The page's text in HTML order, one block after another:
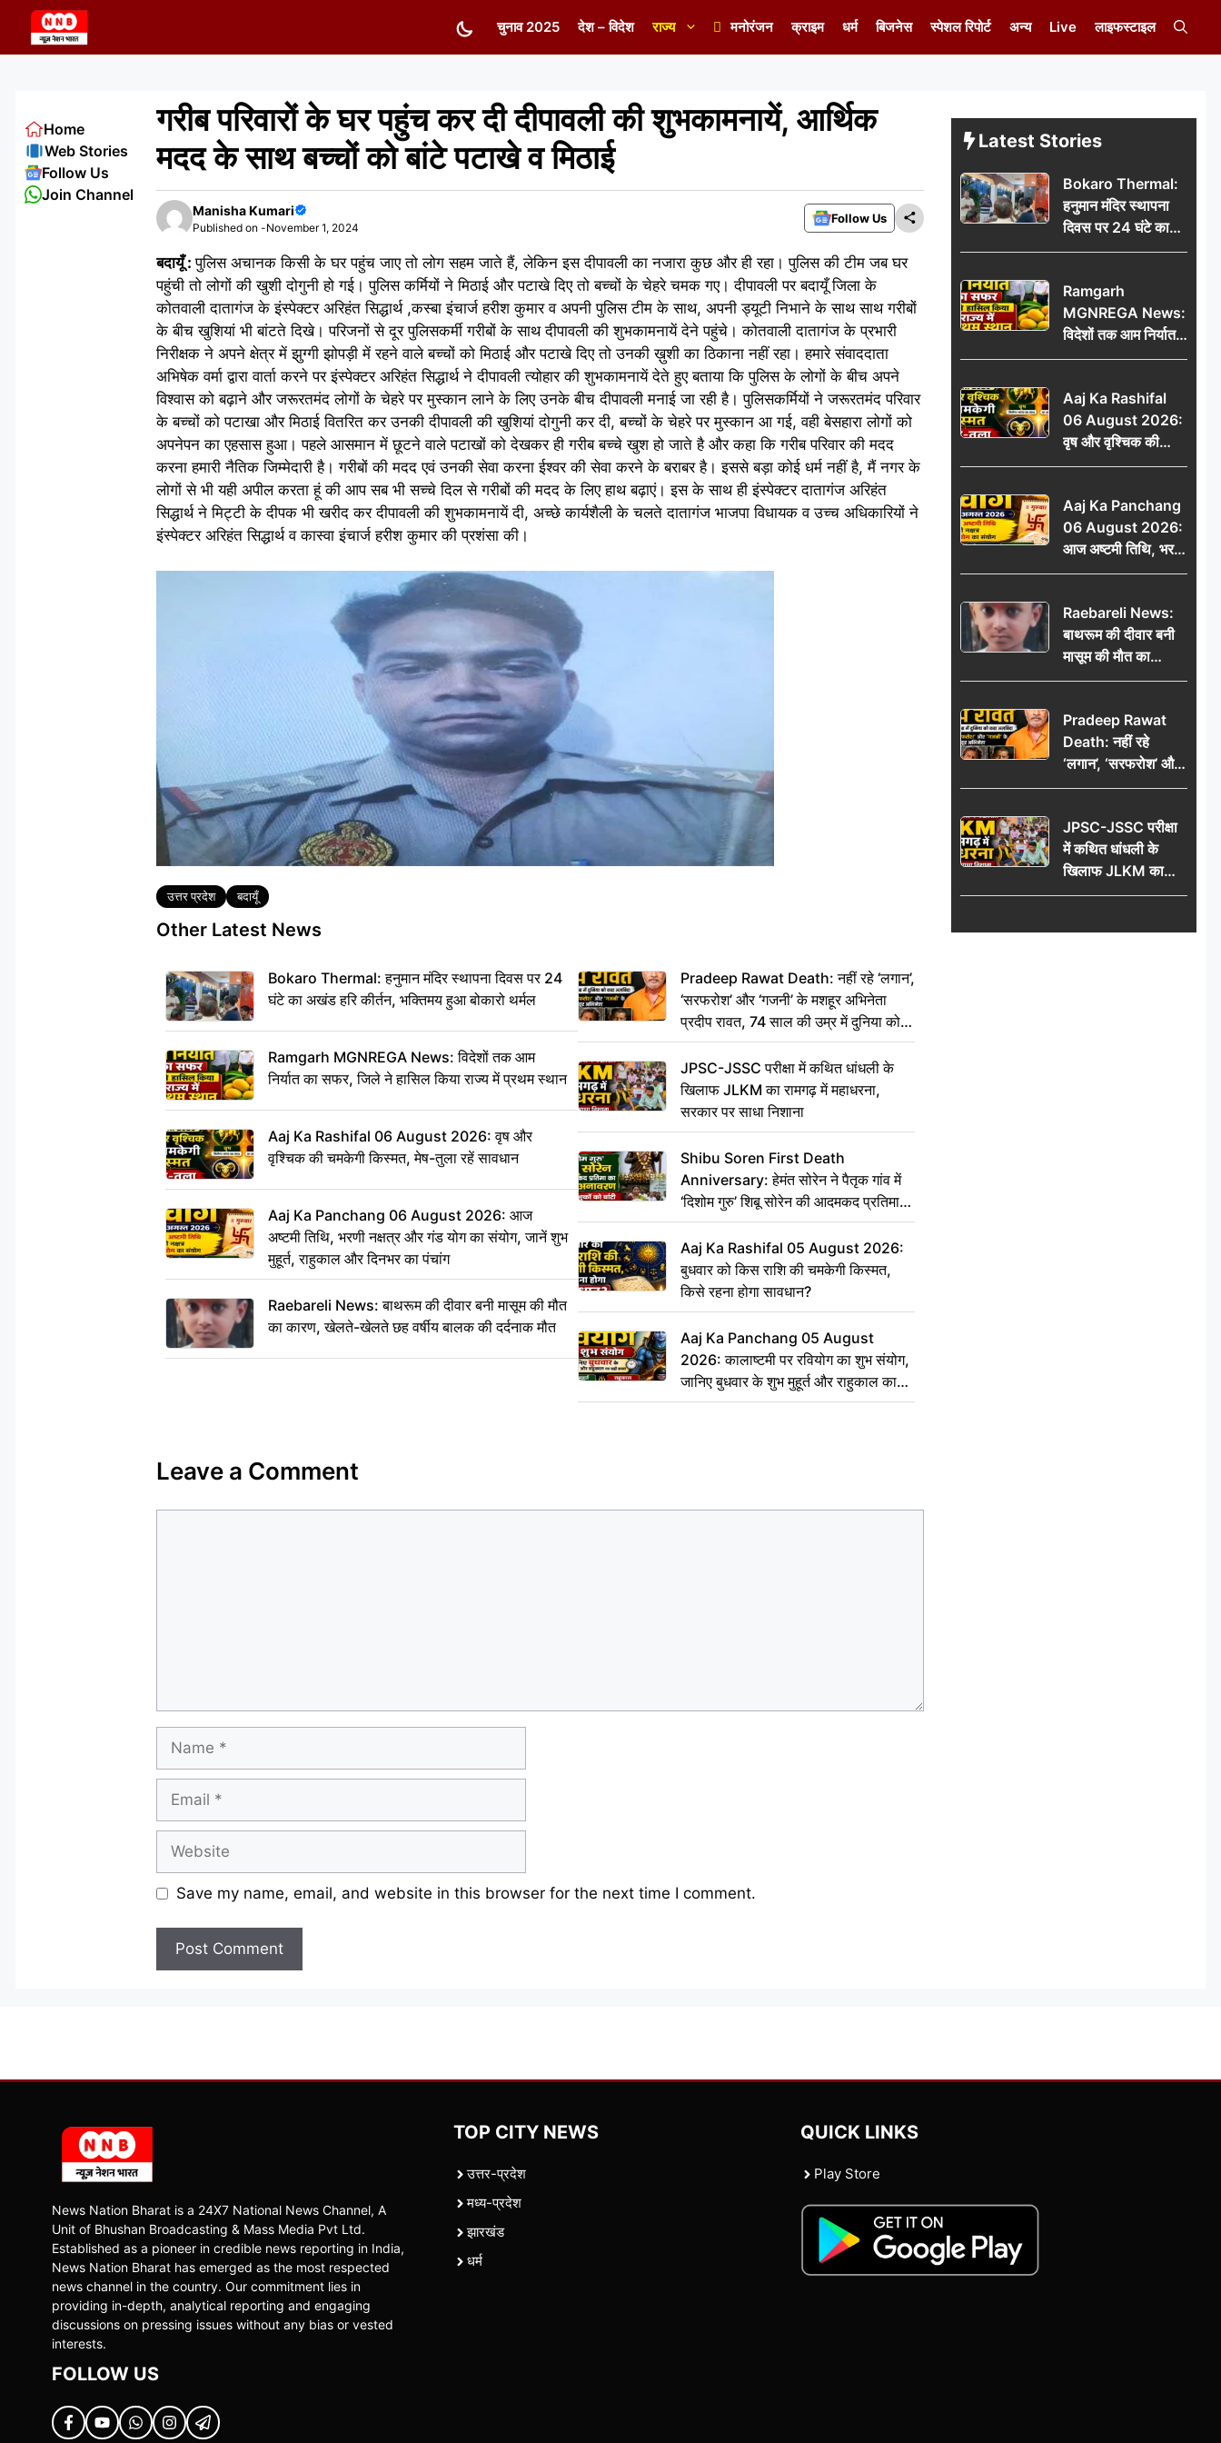
content
चुनाव 2025 देश – विदेश राज्य मनोरंजन क्राइम धर्म बिजनेस स्पेशल रिपोर्ट अन्य Live लाइफस्टाइल
गरीब परिवारों के घर पहुंच कर दी दीपावली की शुभकामनायें, आर्थिक
मदद के साथ बच्चों को बांटे पटाखे व मिठाई
Manisha Kumari
Published on -November 1, 2024
Follow Us
बदायूँ :पुलिस अचानक किसी के घर पहुंच जाए तो लोग सहम जाते हैं, लेकिन इस दीपावली का नजारा कुछ और ही रहा। पुलिस की टीम जब घर
पहुंची तो लोगों की खुशी दोगुनी हो गई। पुलिस कर्मियों ने मिठाई और पटाखे दिए तो बच्चों के चेहरे चमक गए। दीपावली पर बदायूँ जिला के
कोतवाली दातागंज के इंस्पेक्टर अरिहंत सिद्धार्थ ,कस्बा इंचार्ज हरीश कुमार व अपनी पुलिस टीम के साथ, अपनी ड्यूटी निभाने के साथ साथ गरीबों
के बीच खुशियां भी बांटते दिखे। परिजनों से दूर पुलिसकर्मी गरीबों के साथ दीपावली की शुभकामनायें देने पहुंचे। कोतवाली दातागंज के प्रभारी
निरीक्षक ने अपने क्षेत्र में झुग्गी झोपड़ी में रहने वाले बच्चों को मिठाई और पटाखे दिए तो उनकी ख़ुशी का ठिकाना नहीं रहा। हमारे संवाददाता
अभिषेक वर्मा द्वारा वार्ता करने पर इंस्पेक्टर अरिहंत सिद्धार्थ ने दीपावली त्योहार की शुभकामनायें देते हुए बताया कि पुलिस के लोगों के बीच अपने
विश्वास को बढ़ाने और जरूरतमंद लोगों के चेहरे पर मुस्कान लाने के लिए उनके बीच दीपावली मनाई जा रही है। पुलिसकर्मियों ने जरूरतमंद परिवार
के बच्चों को पटाखा और मिठाई वितरित कर उनकी दीपावली की खुशियां दोगुनी कर दी, बच्चों के चेहरे पर मुस्कान आ गई, वही बेसहारा लोगों को
अपनेपन का एहसास हुआ। पहले आसमान में छूटने वाले पटाखों को देखकर ही गरीब बच्चे खुश हो जाते है और कहा कि गरीब परिवार की मदद
करना हमारी नैतिक जिम्मेदारी है। गरीबों की मदद एवं उनकी सेवा करना ईश्वर की सेवा करने के बराबर है। इससे बड़ा कोई धर्म नहीं है, मैं नगर के
लोगों से भी यही अपील करता हूं की आप सब भी सच्चे दिल से गरीबों की मदद के लिए हाथ बढ़ाएं। इस के साथ ही इंस्पेक्टर दातागंज अरिहंत
सिद्धार्थ ने मिट्टी के दीपक भी खरीद कर दीपावली की शुभकामनायें दी, अच्छे कार्यशैली के चलते दातागंज भाजपा विधायक व उच्च अधिकारियों ने
इंस्पेक्टर अरिहंत सिद्धार्थ व कास्वा इंचार्ज हरीश कुमार की प्रशंसा की।
Tags
उत्तर प्रदेश बदायूँ
Other Latest News
Bokaro Thermal: हनुमान मंदिर स्थापना दिवस पर 24
घंटे का अखंड हरि कीर्तन, भक्तिमय हुआ बोकारो थर्मल
Ramgarh MGNREGA News: विदेशों तक आम
निर्यात का सफर, जिले ने हासिल किया राज्य में प्रथम स्थान
Aaj Ka Rashifal 06 August 2026: वृष और
वृश्चिक की चमकेगी किस्मत, मेष-तुला रहें सावधान
Aaj Ka Panchang 06 August 2026: आज
अष्टमी तिथि, भरणी नक्षत्र और गंड योग का संयोग, जानें शुभ
मुहूर्त, राहुकाल और दिनभर का पंचांग
Raebareli News: बाथरूम की दीवार बनी मासूम की मौत
का कारण, खेलते-खेलते छह वर्षीय बालक की दर्दनाक मौत
Pradeep Rawat Death: नहीं रहे ‘लगान’,
‘सरफरोश’ और ‘गजनी’ के मशहूर अभिनेता
प्रदीप रावत, 74 साल की उम्र में दुनिया को
कहा अलविदा
JPSC-JSSC परीक्षा में कथित धांधली के
खिलाफ JLKM का रामगढ़ में महाधरना,
सरकार पर साधा निशाना
Shibu Soren First Death
Anniversary: हेमंत सोरेन ने पैतृक गांव में
‘दिशोम गुरु’ शिबू सोरेन की आदमकद प्रतिमा
का किया अनावरण, लाभुकों को बांटी
परिसंपत्तियां
Aaj Ka Rashifal 05 August 2026:
बुधवार को किस राशि की चमकेगी किस्मत,
किसे रहना होगा सावधान?
Aaj Ka Panchang 05 August
2026: कालाष्टमी पर रवियोग का शुभ संयोग,
जानिए बुधवार के शुभ मुहूर्त और राहुकाल का
सही समय
Leave a Comment
Save my name, email, and website in this browser for the next time I comment.
Home
Web Stories
Follow Us
Join Channel
Latest Stories
Bokaro Thermal:
हनुमान मंदिर स्थापना
दिवस पर 24 घंटे का
अखंड हरि कीर्तन,
थर्मल
Ramgarh
MGNREGA News:
विदेशों तक आम निर्यात
का सफर, जिले ने
प्रथम स्थान
Aaj Ka Rashifal
06 August 2026:
वृष और वृश्चिक की
चमकेगी किस्मत, मेष-
Aaj Ka Panchang
06 August 2026:
आज अष्टमी तिथि, भरणी
नक्षत्र और गंड योग का
राहुकाल और दिनभर का
पंचांग
Raebareli News:
बाथरूम की दीवार बनी
मासूम की मौत का
कारण, खेलते-खेलते छह
मौत
Pradeep Rawat
Death: नहीं रहे
‘लगान’, ‘सरफरोश’ और
‘गजनी’ के मशहूर
74 साल की उम्र में
दुनिया को कहा अलविदा
JPSC-JSSC परीक्षा
में कथित धांधली के
खिलाफ JLKM का
रामगढ़ में महाधरना,
News Nation Bharat is a 24X7 National News Channel, A
Unit of Bhushan Broadcasting & Mass Media Pvt Ltd.
Established as a pioneer in credible news reporting in India,
News Nation Bharat has emerged as the most respected
news channel in the country. Our commitment lies in
providing in-depth, analytical reporting and engaging
discussions on pressing issues without any bias or vested
interests.
FOLLOW US
TOP CITY NEWS
उत्तर-प्रदेश
मध्य-प्रदेश
झारखंड
धर्म
QUICK LINKS
Play Store